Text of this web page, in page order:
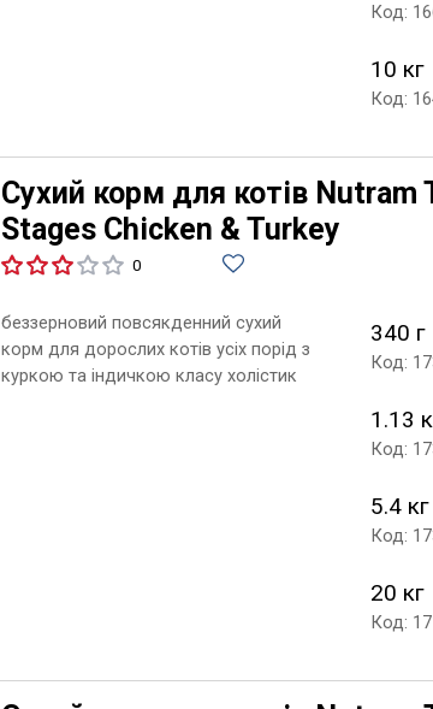
Код:
10 кг
Код:
Сухий корм для котів
Stages Chicken & Turkey
0
беззерновий повсякденний сухий
корм для дорослих котів усіх порід з
куркою та індичкою класу холістик
340 г
Код:
1.13
Код:
5.4 кг
Код:
20 кг
Код: